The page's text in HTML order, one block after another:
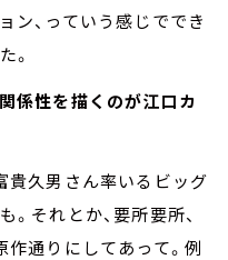
ン、っていう感じででき
。
係性を描くのが江口カ
貴久男さん率いるビッグ
それとか、要所要所、
作通りにしてあって。例